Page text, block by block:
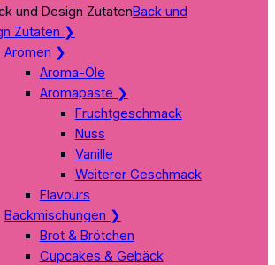
Back und
Zutaten ❯
Aromen ❯
Aroma-Öle
Aromapaste ❯
Fruchtgeschmack
Nuss
Vanille
Weiterer Geschmack
Flavours
Backmischungen ❯
Brot & Brötchen
Cupcakes & Gebäck